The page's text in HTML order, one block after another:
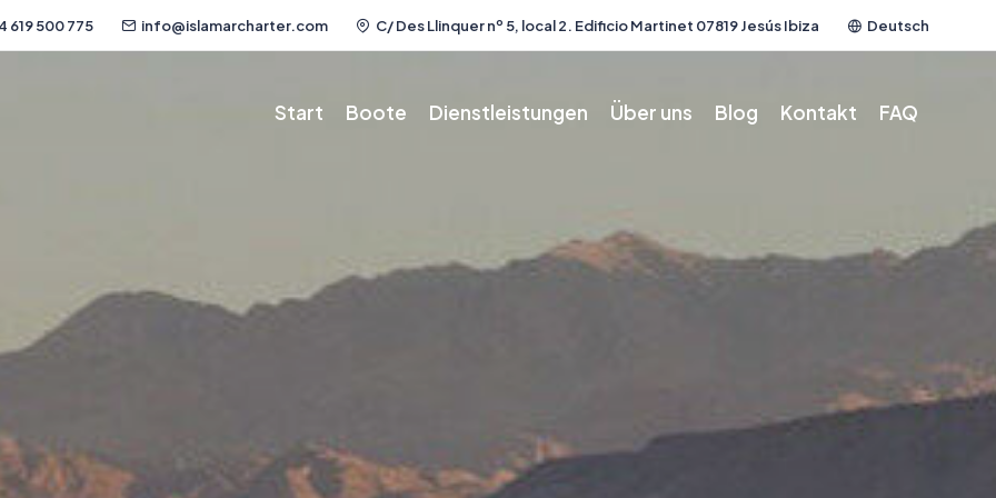
619 500 775 info@islamarcharter.com C/ Des Llinquer nº 5, local 2. Edificio Martinet 07819 Jesús Ibiza Deutsch
Start Boote Dienstleistungen Über uns Blog Kontakt FAQ